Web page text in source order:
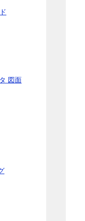
図面